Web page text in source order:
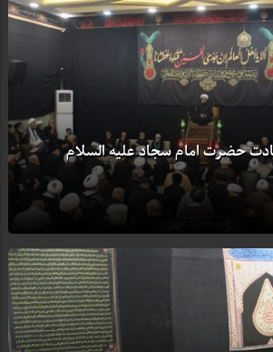
حضرت امام سجاد علیه السلام